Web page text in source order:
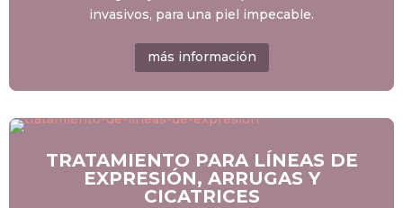
invasivos, para una piel impecable.
más información
TRATAMIENTO PARA LÍNEAS DE
EXPRESIÓN, ARRUGAS Y
CICATRICES